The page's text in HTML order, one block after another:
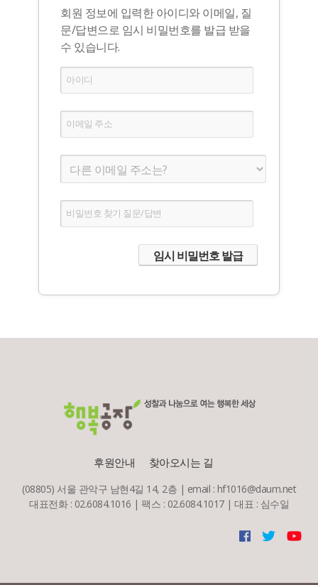
회원 정보에 입력한 아이디와 이메일, 질
문/답변으로 임시 비밀번호를 발급 받을
수 있습니다.
아이디
이메일 주소
비밀번호 찾기 질문/답변
후원안내 찾아오시는 길
(08805) 서울 관악구 남현4길 14, 2층 | email : hf1016@daum.net
대표전화 : 02.6084.1016 | 팩스 : 02.6084.1017 | 대표 : 심수일